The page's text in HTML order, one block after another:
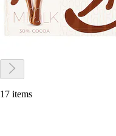
17 items